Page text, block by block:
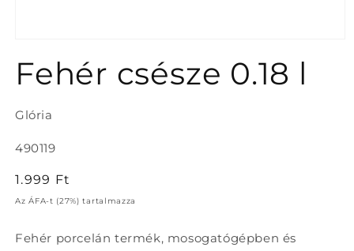
megnyitása
Fehér csésze 0.18 l
Glória
Termékváltozat:
490119
Normál
ár
1.999 Ft
Az ÁFA-t (27%) tartalmazza
Fehér porcelán termék, mosogatógépben és